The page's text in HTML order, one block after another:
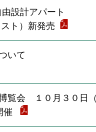
設計アパート
ト）新発売
いて
覧会 １０月３０日（
催